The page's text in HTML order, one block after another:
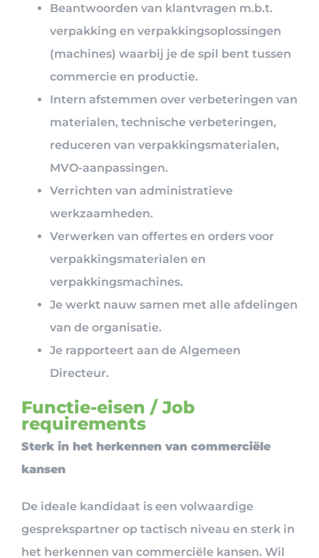
Beantwoorden van klantvragen m.b.t.
verpakking en verpakkingsoplossingen
(machines) waarbij je de spil bent tussen
commercie en productie.
Intern afstemmen over verbeteringen van
materialen, technische verbeteringen,
reduceren van verpakkingsmaterialen,
MVO-aanpassingen.
Verrichten van administratieve
werkzaamheden.
Verwerken van offertes en orders voor
verpakkingsmaterialen en
verpakkingsmachines.
Je werkt nauw samen met alle afdelingen
van de organisatie.
Je rapporteert aan de Algemeen
Directeur.
Functie-eisen / Job
requirements
Sterk in het herkennen van commerciële
kansen
De ideale kandidaat is een volwaardige
gesprekspartner op tactisch niveau en sterk in
het herkennen van commerciële kansen. Wil